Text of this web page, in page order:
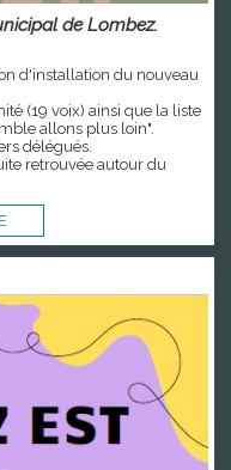
de Lombez.
d'installation du nouveau
(19 voix) ainsi que la liste
allons plus loin".
délégués.
retrouvée autour du